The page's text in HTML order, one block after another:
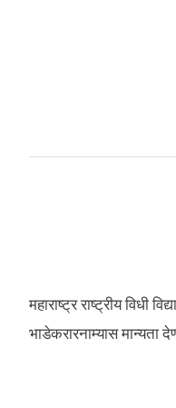
महाराष्ट्र राष्ट्रीय विधी
भाडेकरारनाम्यास मान्यता